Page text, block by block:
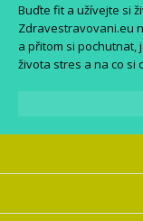
Buďte fit a užívejte si
Zdravestravovani.eu
a přitom si pochutnat,
života stres a na co si